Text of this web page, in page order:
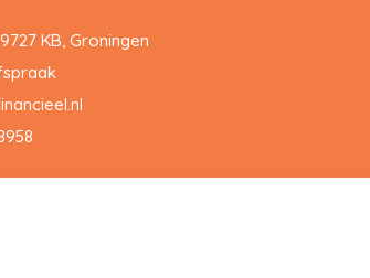
KB, Groningen